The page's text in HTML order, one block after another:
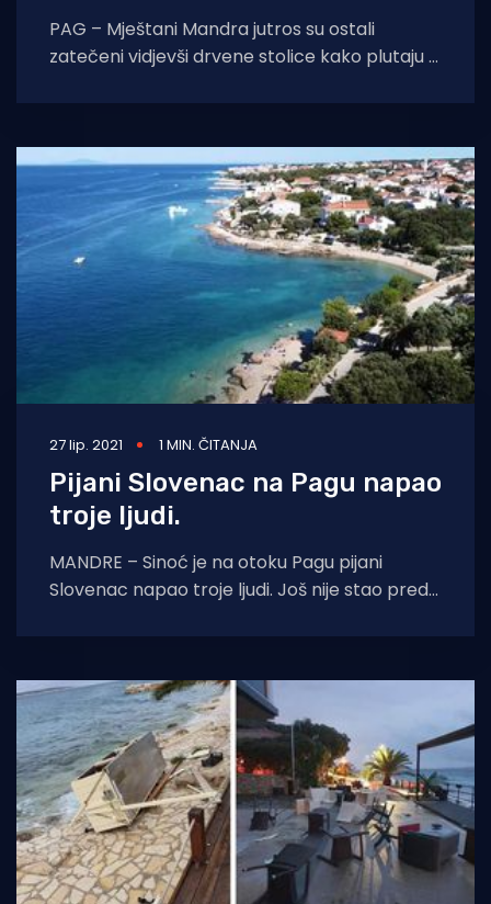
PAG – Mještani Mandra jutros su ostali
zatečeni vidjevši drvene stolice kako plutaju u
27 lip. 2021 1 MIN. ČITANJA
Pijani Slovenac na Pagu napao
troje ljudi.
MANDRE – Sinoć je na otoku Pagu pijani
Slovenac napao troje ljudi. Još nije stao pred